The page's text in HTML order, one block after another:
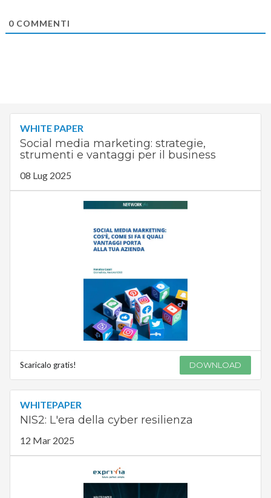
0COMMENTI
WHITE PAPER
Social media marketing: strategie,
strumenti e vantaggi per il business
08 Lug 2025
Scaricalo gratis! DOWNLOAD
WHITEPAPER
NIS2: L'era della cyber resilienza
12 Mar 2025